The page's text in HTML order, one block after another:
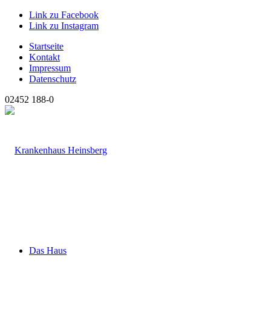
Link zu Facebook
Link zu Instagram
Startseite
Kontakt
Impressum
Datenschutz
02452 188-0
Das Haus